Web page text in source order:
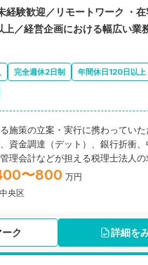
経験歓迎／リモートワーク ・
上／経営企画における幅広い業
完全週休2日制
年間休日120日以上
施策の立案・実行に携わっていた
資金調達（デット）、銀行折衝
理会計などが担える税理士法人の
〜800 万円
央区
ク 詳細を